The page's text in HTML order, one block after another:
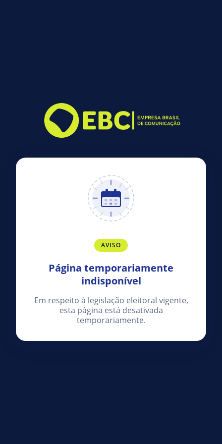
AVISO
Página temporariamente
indisponível
Em respeito à legislação eleitoral vigente,
esta página está desativada
temporariamente.